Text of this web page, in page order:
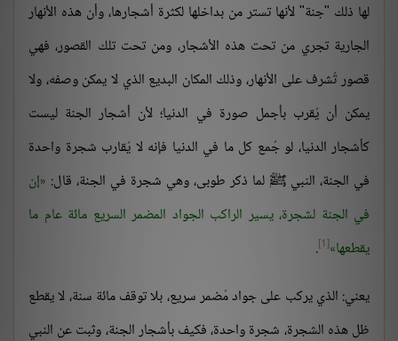
لها ذلك "جنة" لأنها تستر من بداخلها لكثرة أشجارها، وأن هذه الأنهار
الجارية تجري من تحت هذه الأشجار، ومن تحت تلك القصور، فهي
قصور تُشرف على الأنهار، وذلك المكان البديع الذي لا يمكن وصفه، ولا
يمكن أن يُقرب بأجمل صورة في الدنيا؛ لأن أشجار الجنة ليست
كأشجار الدنيا، لو جُمع كل ما في الدنيا فإنه لا يُقارب شجرة واحدة
في الجنة، النبي ﷺ لما ذكر طوبى، وهي شجرة في الجنة، قال: إن
في الجنة لشجرة، يسير الراكب الجواد المضمر السريع مائة عام ما
يقطعها [1]
.
يعني: الذي يركب على جواد مُضمر سريع، بلا توقف مائة سنة، لا يقطع
ظل هذه الشجرة، شجرة واحدة، فكيف بأشجار الجنة، وثبت عن النبي